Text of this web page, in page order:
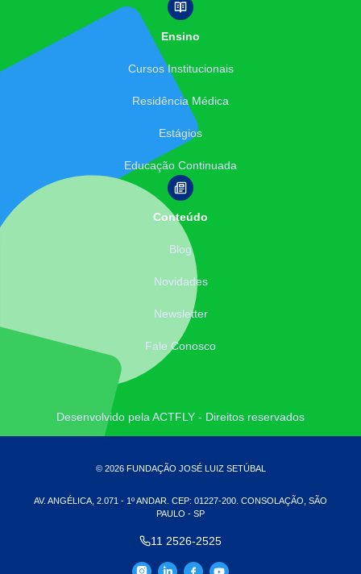
Ensino
Cursos Institucionais
Residência Médica
Estágios
Educação Continuada
Conteúdo
Blog
Novidades
Newsletter
Fale Conosco
Desenvolvido pela ACTFLY - Direitos reservados
© 2026 FUNDAÇÃO JOSÉ LUIZ SETÚBAL
AV. ANGÉLICA, 2.071 - 1º ANDAR. CEP: 01227-200. CONSOLAÇÃO, SÃO
PAULO - SP
11 2526-2525